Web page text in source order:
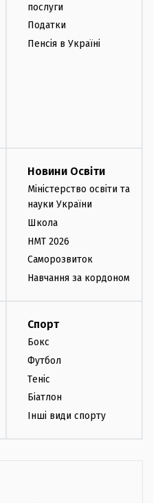
послуги
Податки
Пенсія в Україні
Новини Освіти
Міністерство освіти та
науки України
Школа
НМТ 2026
Саморозвиток
Навчання за кордоном
Спорт
Бокс
Футбол
Теніс
Біатлон
Інші види спорту